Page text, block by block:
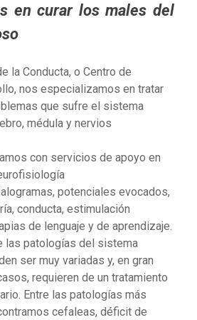
en curar los males del
la Conducta, o Centro de
nos especializamos en tratar
que sufre el sistema
médula y nervios
con servicios de apoyo en
potenciales evocados,
conducta, estimulación
de lenguaje y de aprendizaje.
las patologías del sistema
ser muy variadas y, en gran
requieren de un tratamiento
Entre las patologías más
cefaleas, déficit de